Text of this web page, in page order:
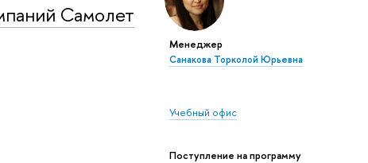
Менеджер
Санакова Торколой Юрьевна
Учебный офис
Поступление на программу
Самолет